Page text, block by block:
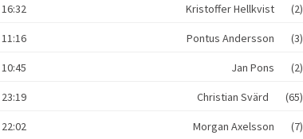
Kristoffer Hellkvist (2)
Pontus Andersson (3)
Jan Pons (2)
Christian Svärd (65)
Morgan Axelsson (7)